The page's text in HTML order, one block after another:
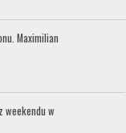
Maximilian
weekendu w